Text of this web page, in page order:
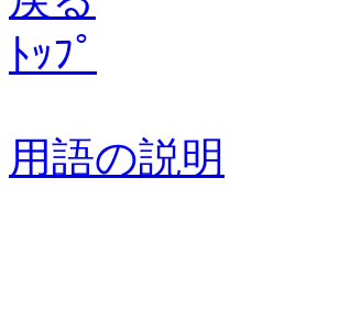
ﾄｯﾌﾟ
用語の説明